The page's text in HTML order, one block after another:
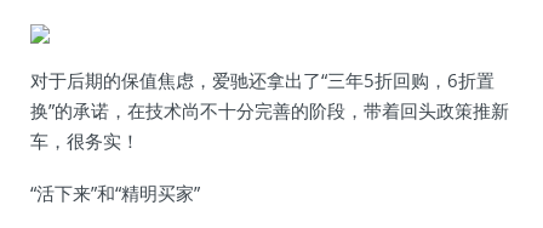
对于后期的保值焦虑，爱驰还拿出了“三年5折回购，6折置
换”的承诺，在技术尚不十分完善的阶段，带着回头政策推新
车，很务实！
“活下来”和“精明买家”